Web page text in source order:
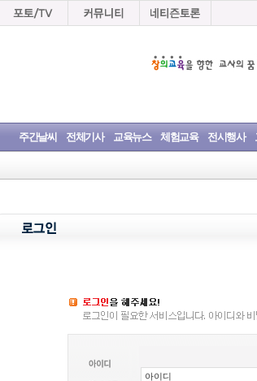
주간날씨 전체기사 교육뉴스 체험교육 전시행사